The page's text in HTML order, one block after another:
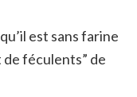
est sans farine
féculents” de